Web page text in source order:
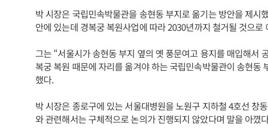
박 시장은 국립민속박물관을 송현동 부지로 옮기는 방안을 제시
안에 있는데 경복궁 복원사업에 따라 2030년까지 철거될 것으로
그는 “서울시가 송현동 부지 옆의 옛 풍문여고 용지를 매입해서
복궁 복원 때문에 자리를 옮겨야 하는 국립민속박물관이 송현동
했다.
박 시장은 종로구에 있는 서울대병원을 노원구 지하철 4호선 창
와 관련해서는 구체적으로 논의가 진행되지 않았다며 말을 아꼈